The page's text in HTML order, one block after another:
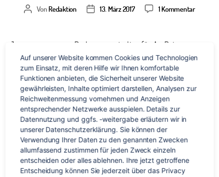
Beitragsautor
Von Redaktion Veröffentlichungsdatum
13. März 2017 1 Kommentarzu
coolest
Jayne von unserer Partnerorganisation für Au Pair-
Aufenthalte in Neuseeland ist verliebt in Wellington. Warum
es ihr die Hauptstadt Neuseelands so angetan hat, was du in
Wellington alles erleben kannst und warum die Stadt
perfekt für dein Au Pair-Abenteuer ist, erzählt sie dir hier.
The coolest little capital in the world Well, it’s not called the
Schlagwörter
Au pair,Kiwi,Kultur ,Neuseeland,New Zealand,Sport,Wellington
Auf unserer Website kommen Cookies und Technologien
zum Einsatz, mit deren Hilfe wir Ihnen komfortable
Funktionen anbieten, die Sicherheit unserer Website
gewährleisten, Inhalte optimiert darstellen, Analysen zur
Reichweitenmessung vornehmen und Anzeigen
entsprechender Netzwerke ausspielen. Details zur
Datennutzung und ggfs. -weitergabe erläutern wir in
unserer Datenschutzerklärung. Sie können der
Verwendung Ihrer Daten zu den genannten Zwecken
allumfassend zustimmen für jeden Zweck einzeln
entscheiden oder alles ablehnen. Ihre jetzt getroffene
Entscheidung können Sie jederzeit über das Privacy